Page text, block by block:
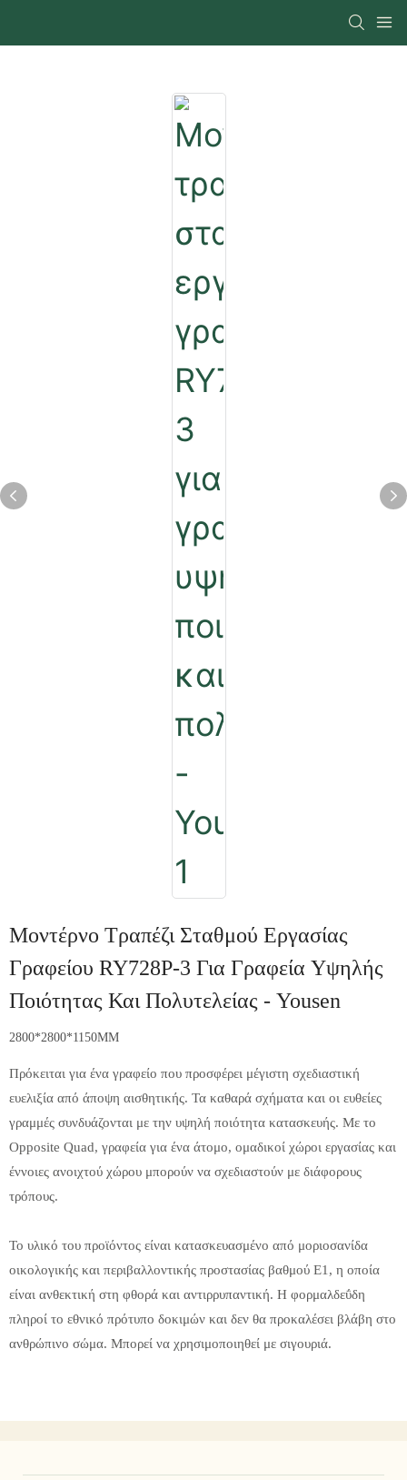
Μοντέρνο Τραπέζι Σταθμού Εργασίας
Γραφείου RY728P-3 Για Γραφεία Υψηλής
Ποιότητας Και Πολυτελείας - Yousen
2800*2800*1150MM
Πρόκειται για ένα γραφείο που προσφέρει μέγιστη σχεδιαστική
ευελιξία από άποψη αισθητικής. Τα καθαρά σχήματα και οι ευθείες
γραμμές συνδυάζονται με την υψηλή ποιότητα κατασκευής. Με το
Opposite Quad, γραφεία για ένα άτομο, ομαδικοί χώροι εργασίας και
έννοιες ανοιχτού χώρου μπορούν να σχεδιαστούν με διάφορους
τρόπους.
Το υλικό του προϊόντος είναι κατασκευασμένο από μοριοσανίδα
οικολογικής και περιβαλλοντικής προστασίας βαθμού Ε1, η οποία
είναι ανθεκτική στη φθορά και αντιρρυπαντική. Η φορμαλδεΰδη
πληροί το εθνικό πρότυπο δοκιμών και δεν θα προκαλέσει βλάβη στο
ανθρώπινο σώμα. Μπορεί να χρησιμοποιηθεί με σιγουριά.